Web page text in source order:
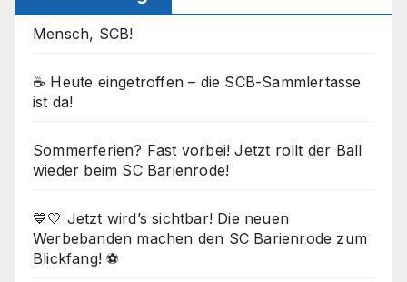
Mensch, SCB!
☕ Heute eingetroffen – die SCB-Sammlertasse
ist da!
Sommerferien? Fast vorbei! Jetzt rollt der Ball
wieder beim SC Barienrode!
💙🤍 Jetzt wird’s sichtbar! Die neuen
Werbebanden machen den SC Barienrode zum
Blickfang! ⚽